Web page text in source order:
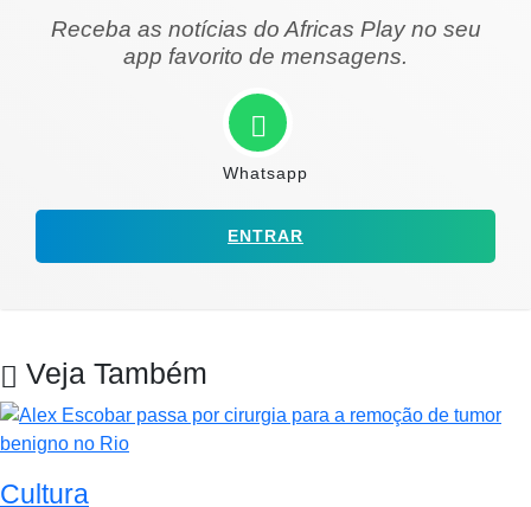
Receba as notícias do Africas Play no seu
app favorito de mensagens.
Whatsapp
ENTRAR
Veja Também
Cultura